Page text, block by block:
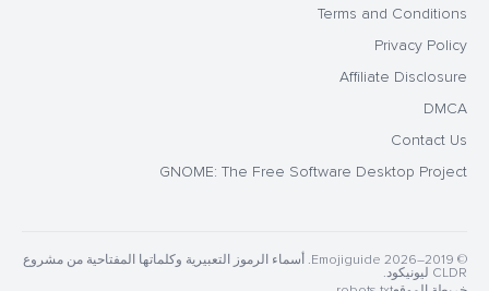
Terms and Conditions
Privacy Policy
Affiliate Disclosure
DMCA
Contact Us
GNOME: The Free Software Desktop Project
© 2019–2026 Emojiguide. أسماء الرموز التعبيرية وكلماتها المفتاحية من مشروع
CLDR ليونيكود.